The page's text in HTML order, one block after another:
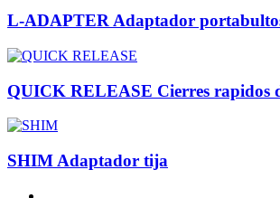
L-ADAPTER Adaptador
QUICK RELEASE Cierres rapidos
SHIM Adaptador tija